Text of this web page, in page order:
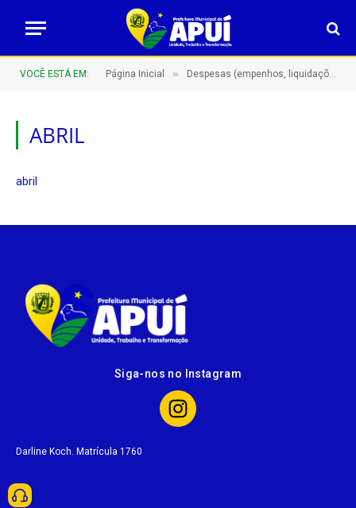
VOCÊ ESTÁ EM: Página Inicial » Despesas (empenhos, liquidações e pagamentos)
ABRIL
abril
Siga-nos no Instagram
Darline Koch. Matrícula 1760